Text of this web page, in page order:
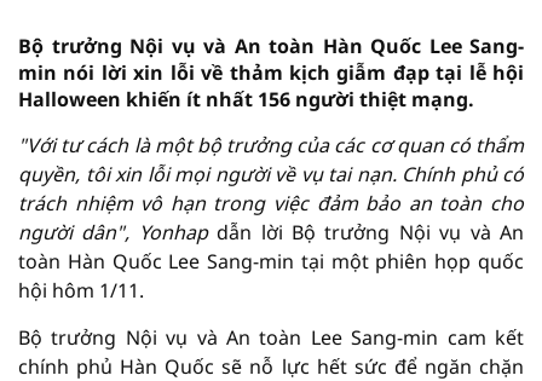
Bộ trưởng Nội vụ và An toàn Hàn Quốc Lee Sang-
min nói lời xin lỗi về thảm kịch giẫm đạp tại lễ hội
Halloween khiến ít nhất 156 người thiệt mạng.
"Với tư cách là một bộ trưởng của các cơ quan có thẩm
quyền, tôi xin lỗi mọi người về vụ tai nạn. Chính phủ có
trách nhiệm vô hạn trong việc đảm bảo an toàn cho
người dân", Yonhapdẫn lời Bộ trưởng Nội vụ và An
toàn Hàn Quốc Lee Sang-min tại một phiên họp quốc
hội hôm 1/11.
Bộ trưởng Nội vụ và An toàn Lee Sang-min cam kết
chính phủ Hàn Quốc sẽ nỗ lực hết sức để ngăn chặn